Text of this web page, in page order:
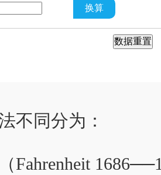
不同分为：
Fahrenheit